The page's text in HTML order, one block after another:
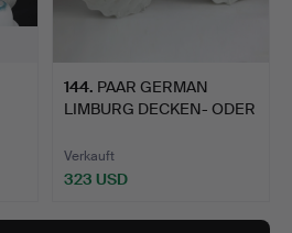
144. PAAR GERMAN
LIMBURG DECKEN- ODER
Verkauft
323 USD